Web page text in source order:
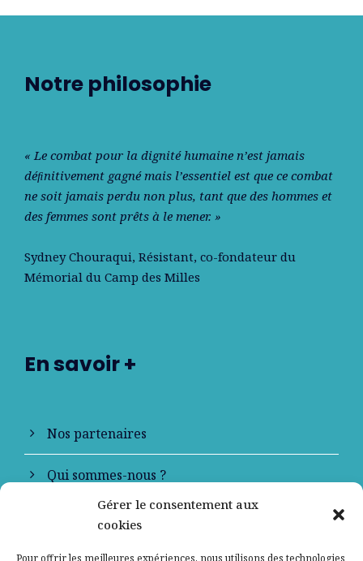
Gérer le consentement aux
cookies
Pour offrir les meilleures expériences, nous utilisons des technologies
Notre philosophie
« Le combat pour la dignité humaine n’est jamais
déﬁnitivement gagné mais l’essentiel est que ce combat
ne soit jamais perdu non plus, tant que des hommes et
des femmes sont prêts à le mener. »
Sydney Chouraqui, Résistant, co-fondateur du
Mémorial du Camp des Milles
En savoir +
Nos partenaires
Qui sommes-nous ?
Contactez-nous
Mentions légales